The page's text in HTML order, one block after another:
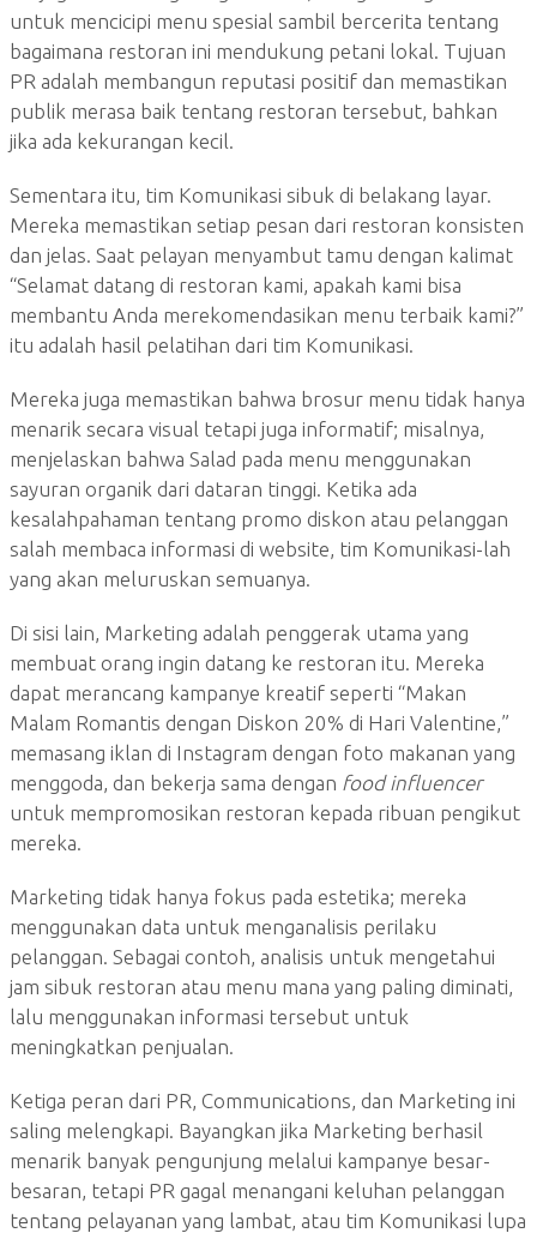
untuk mencicipi menu spesial sambil bercerita tentang
bagaimana restoran ini mendukung petani lokal. Tujuan
PR adalah membangun reputasi positif dan memastikan
publik merasa baik tentang restoran tersebut, bahkan
jika ada kekurangan kecil.
Sementara itu, tim Komunikasi sibuk di belakang layar.
Mereka memastikan setiap pesan dari restoran konsisten
dan jelas. Saat pelayan menyambut tamu dengan kalimat
“Selamat datang di restoran kami, apakah kami bisa
membantu Anda merekomendasikan menu terbaik kami?”
itu adalah hasil pelatihan dari tim Komunikasi.
Mereka juga memastikan bahwa brosur menu tidak hanya
menarik secara visual tetapi juga informatif; misalnya,
menjelaskan bahwa Salad pada menu menggunakan
sayuran organik dari dataran tinggi. Ketika ada
kesalahpahaman tentang promo diskon atau pelanggan
salah membaca informasi di website, tim Komunikasi-lah
yang akan meluruskan semuanya.
Di sisi lain, Marketing adalah penggerak utama yang
membuat orang ingin datang ke restoran itu. Mereka
dapat merancang kampanye kreatif seperti “Makan
Malam Romantis dengan Diskon 20% di Hari Valentine,”
memasang iklan di Instagram dengan foto makanan yang
menggoda, dan bekerja sama dengan food influencer
untuk mempromosikan restoran kepada ribuan pengikut
mereka.
Marketing tidak hanya fokus pada estetika; mereka
menggunakan data untuk menganalisis perilaku
pelanggan. Sebagai contoh, analisis untuk mengetahui
jam sibuk restoran atau menu mana yang paling diminati,
lalu menggunakan informasi tersebut untuk
meningkatkan penjualan.
Ketiga peran dari PR, Communications, dan Marketing ini
saling melengkapi. Bayangkan jika Marketing berhasil
menarik banyak pengunjung melalui kampanye besar-
besaran, tetapi PR gagal menangani keluhan pelanggan
tentang pelayanan yang lambat, atau tim Komunikasi lupa